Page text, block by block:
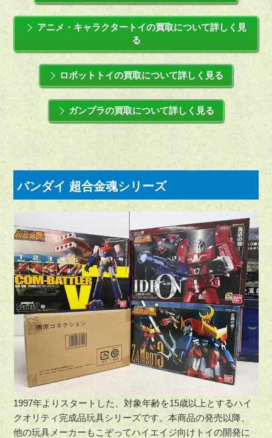
アニメ・キャラクタートイの買取について詳しく見
る
ロボットトイの買取について詳しく見る
ガンプラの買取について詳しく見る
バンダイ 超合金魂シリーズ
1997年よりスタートした、対象年齢を15歳以上とするハイ
クオリティ完成品玩具シリーズです。本商品の発売以降、
他の玩具メーカーもこぞってハイエイジ向けトイの開発に